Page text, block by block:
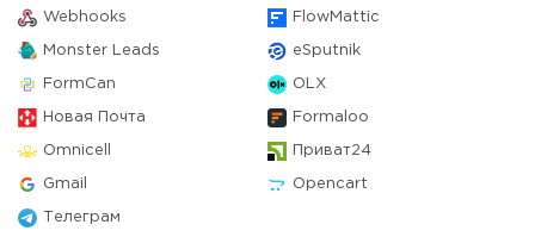
Webhooks FlowMattic
Monster Leads eSputnik
FormCan OLX
Новая Почта Formaloo
Omnicell Приват24
Gmail Opencart
Телеграм